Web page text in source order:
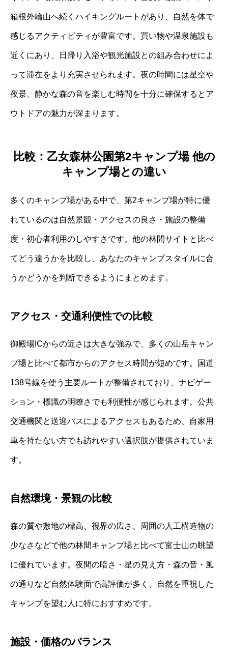
箱根外輪山へ続くハイキングルートがあり、自然を体で
感じるアクティビティが豊富です。買い物や温泉施設も
近くにあり、日帰り入浴や観光施設との組み合わせによ
って滞在をより充実させられます。夜の時間には星空や
夜景、静かな森の音を楽しむ時間を十分に確保するとア
ウトドアの魅力が深まります。
比較：乙女森林公園第2キャンプ場 他の
キャンプ場との違い
多くのキャンプ場がある中で、第2キャンプ場が特に優
れているのは自然景観・アクセスの良さ・施設の整備
度・初心者利用のしやすさです。他の林間サイトと比べ
てどう違うかを比較し、あなたのキャンプスタイルに合
うかどうかを判断できるようにまとめます。
アクセス・交通利便性での比較
御殿場ICからの近さは大きな強みで、多くの山岳キャン
プ場と比べて都市からのアクセス時間が短めです。国道
138号線を使う主要ルートが整備されており、ナビゲー
ション・標識の明瞭さでも利便性が感じられます。公共
交通機関と送迎バスによるアクセスもあるため、自家用
車を持たない方でも訪れやすい選択肢が提供されていま
す。
自然環境・景観の比較
森の質や敷地の標高、視界の広さ、周囲の人工構造物の
少なさなどで他の林間キャンプ場と比べて富士山の眺望
に優れています。夜間の暗さ・星の見え方・森の音・風
の通りなど自然体験面で高評価が多く、自然を重視した
キャンプを望む人に特におすすめです。
施設・価格のバランス